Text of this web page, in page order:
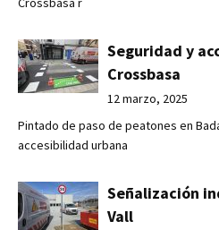
Seguridad y
Crossbasa
12 marzo, 2025
Pintado de paso de peatones en
accesibilidad urbana
Señalización
Vall